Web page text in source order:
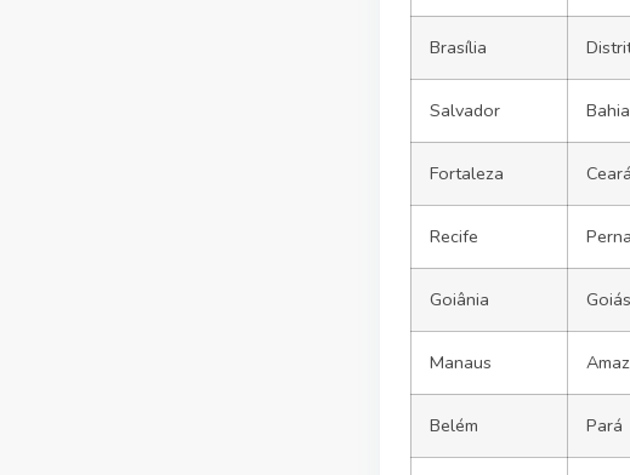
Brasília
Salvador Bahia
Fortaleza Ceará
Recife
Goiânia Goiás
Manaus
Belém Pará